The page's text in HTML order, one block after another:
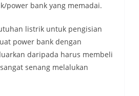
power bank yang memadai.
listrik untuk pengisian
power bank dengan
daripada harus membeli
senang melalukan